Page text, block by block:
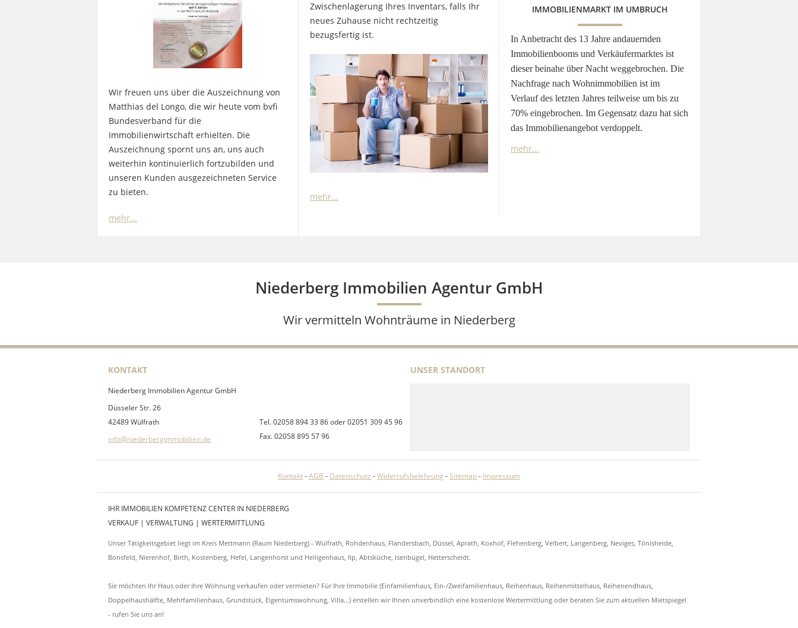
Wir freuen uns über die Auszeichnung von
Matthias del Longo, die wir heute vom bvfi
Bundesverband für die
Immobilienwirtschaft erhielten. Die
Auszeichnung spornt uns an, uns auch
weiterhin kontinuierlich fortzubilden und
unseren Kunden ausgezeichneten Service
zu bieten.
mehr...
Zwischenlagerung Ihres Inventars, falls Ihr
neues Zuhause nicht rechtzeitig
bezugsfertig ist.
mehr...
IMMOBILIENMARKT IM UMBRUCH
In Anbetracht des 13 Jahre andauernden
Immobilienbooms und Verkäufermarktes ist
dieser beinahe über Nacht weggebrochen. Die
Nachfrage nach Wohnimmobilien ist im
Verlauf des letzten Jahres teilweise um bis zu
70% eingebrochen. Im Gegensatz dazu hat sich
das Immobilienangebot verdoppelt.
mehr...
Niederberg Immobilien Agentur GmbH
Wir vermitteln Wohnträume in Niederberg
KONTAKT
Niederberg Immobilien Agentur GmbH
Düsseler Str. 26
42489 Wülfrath
info@niederbergimmobilien.de
Tel. 02058 894 33 86 oder 02051 309 45 96
Fax. 02058 895 57 96
UNSER STANDORT
Kontakt-AGB - Datenschutz -Widerrufsbelehrung -Sitemap- Impressum
IHR IMMOBILIEN KOMPETENZ CENTER IN NIEDERBERG
VERKAUF | VERWALTUNG | WERTERMITTLUNG
Unser Tätigkeitsgebiet liegt im Kreis Mettmann (Raum Niederberg) - Wülfrath, Rohdenhaus, Flandersbach, Düssel, Aprath, Koxhof, Flehenberg, Velbert, Langenberg, Neviges, Tönisheide,
Bonsfeld, Nierenhof, Birth, Kostenberg, Hefel, Langenhorst und Heiligenhaus, Ilp, Abtsküche, Isenbügel, Hetterscheidt.
Sie möchten Ihr Haus oder Ihre Wohnung verkaufen oder vermieten? Für Ihre Immobilie (Einfamilienhaus, Ein-/Zweifamilienhaus, Reihenhaus, Reihenmittelhaus, Reihenendhaus,
Doppelhaushälfte, Mehrfamilienhaus, Grundstück, Eigentumswohnung, Villa...) erstellen wir Ihnen unverbindlich eine kostenlose Wertermittlung oder beraten Sie zum aktuellen Mietspiegel
- rufen Sie uns an!